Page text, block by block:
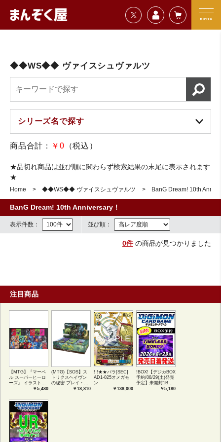
=================================
menu
まんぞく屋 格安TCG通販
◆◆WS◆◆ ヴァイスシュヴァルツ
商品合計： ￥0 （税込）
★品切れ商品は並び順に関わらず検索結果の末尾に表示されます
★
Home ◆◆WS◆◆ ヴァイスシュヴァルツ BanG Dream! 10th
BanG Dream! 10th Anniversary！
表示件数： 並び順：
0件の商品が見つかりました
注目商品
【MTG】『マーベ
ル スーパーヒーロ
ーズ』 イラストコ
レクション 54種コ
アートカード(JPN)
￥5,480
(MTG)【SOS】ス
トリクスヘイヴン
の秘密 プレイ・ブ
ースター1BOX日本
￥18,810
! !★★パラ[SEC]
AD1-025オメガモ
ン
￥138,000
!BOX!【デジカBOX
予約/08/29(土)発売
予定】未開封1BOX
￥5,180